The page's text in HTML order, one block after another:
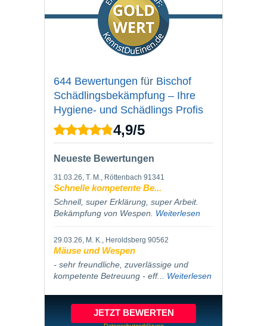
644 Bewertungen für Bischof
Schädlingsbekämpfung – Ihre
Hygiene- und Schädlings Profis
4,9/5
Neueste Bewertungen
31.03.26 , T. M., Röttenbach 91341
Schnelle kompetente Be...
Schnell, super Erklärung, super Arbeit.
Bekämpfung von Wespen. Weiterlesen
29.03.26 , M. K., Heroldsberg 90562
Mäuse und Wespen
- sehr freundliche, zuverlässige und
kompetente Betreuung - eff... Weiterlesen
JETZT BEWERTEN